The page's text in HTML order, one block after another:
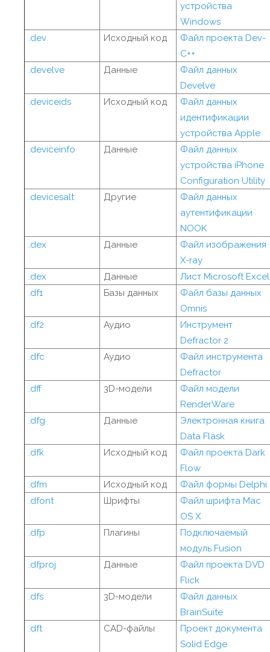
устройства
Windows
.dev
Исходный код
Файл проекта Dev-
C++
.develve
Данные
Файл данных
Develve
.deviceids
Исходный код
Файл данных
идентификации
устройства Apple
.deviceinfo
Данные
Файл данных
устройства iPhone
Configuration Utility
.devicesalt
Другие
Файл данных
аутентификации
NOOK
.dex
Данные
Файл изображения
X-ray
.dex
Данные
Лист Microsoft Excel
.df1
Базы данных
Файл базы данных
Omnis
.df2
Аудио
Инструмент
Defractor 2
.dfc
Аудио
Файл инструмента
Defractor
.dff
3D-модели
Файл модели
RenderWare
.dfg
Данные
Электронная книга
Data Flask
.dfk
Исходный код
Файл проекта Dark
Flow
.dfm
Исходный код
Файл формы Delphi
.dfont
Шрифты
Файл шрифта Mac
OS X
.dfp
Плагины
Подключаемый
модуль Fusion
.dfproj
Данные
Файл проекта DVD
Flick
.dfs
3D-модели
Файл данных
BrainSuite
.dft
CAD-файлы
Проект документа
Solid Edge